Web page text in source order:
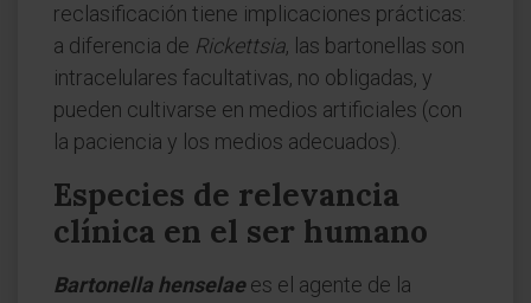
reclasificación tiene implicaciones prácticas:
a diferencia de Rickettsia, las bartonellas son
intracelulares facultativas, no obligadas, y
pueden cultivarse en medios artificiales (con
la paciencia y los medios adecuados).
Especies de relevancia
clínica en el ser humano
Bartonella henselaees el agente de la